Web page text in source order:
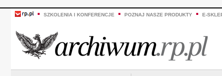
SZKOLENIA I KONFERENCJE POZNAJ NASZE PRODUKTY E-